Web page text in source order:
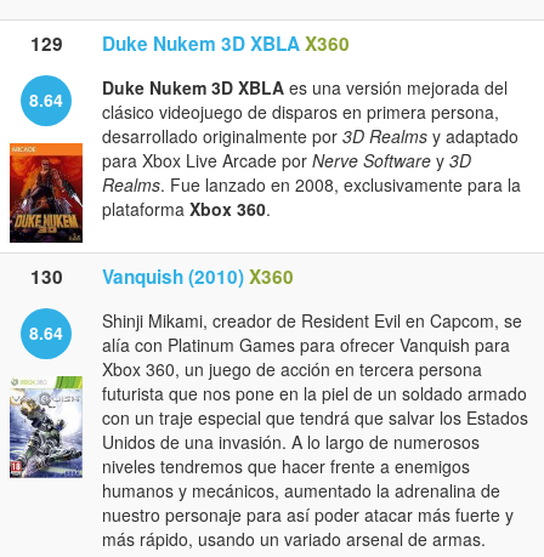
129 Duke Nukem 3D XBLAX360
8.64 Duke Nukem 3D XBLA es una versión mejorada del
clásico videojuego de disparos en primera persona,
desarrollado originalmente por 3D Realms y adaptado
para Xbox Live Arcade por Nerve Software y 3D
Realms. Fue lanzado en 2008, exclusivamente para la
plataforma Xbox 360.
130 Vanquish (2010)X360
8.64
Shinji Mikami, creador de Resident Evil en Capcom, se
alía con Platinum Games para ofrecer Vanquish para
Xbox 360, un juego de acción en tercera persona
futurista que nos pone en la piel de un soldado armado
con un traje especial que tendrá que salvar los Estados
Unidos de una invasión. A lo largo de numerosos
niveles tendremos que hacer frente a enemigos
humanos y mecánicos, aumentado la adrenalina de
nuestro personaje para así poder atacar más fuerte y
más rápido, usando un variado arsenal de armas.